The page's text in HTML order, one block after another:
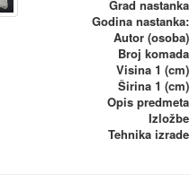
Grad nastanka
Godina nastanka:
Autor (osoba)
Broj komada
Visina 1 (cm)
Širina 1 (cm)
Opis predmeta
Izložbe
Tehnika izrade